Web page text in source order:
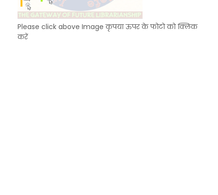
Please click above Image कृपया ऊपर के फोटो को क्लिक
करें